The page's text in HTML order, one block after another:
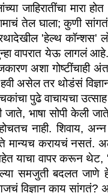
जाहिरातींचा
तेल घाला; कुणी
'हेल्थ कॉन्शस'
येऊ लागलं आहे.
अशा
असेल तर थोडंसं
पुढे वाचायचा
भाषा सोपी केली
नाही. शिवाय,
ते मान्यच करायचं
याचा वापर करून
समजुती बदलत
विज्ञान काय सांगतं?